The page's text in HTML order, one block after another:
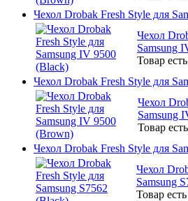
Чехол Drobak Fresh Style для
Чехол
Samsung
Товар
Чехол Drobak Fresh Style для
Чехол
Samsung
Товар
Чехол Drobak Fresh Style для
Чехол
Samsung
Товар